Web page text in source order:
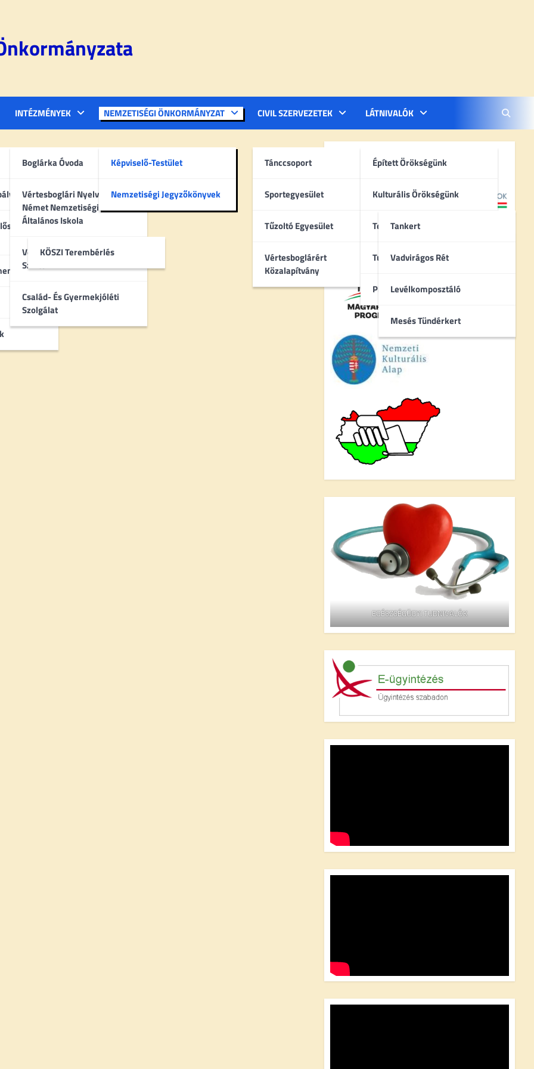
INTÉZMÉNYEK
Boglárka Óvoda
Vértesboglári Nyelvoktató
Német Nemzetiségi
Általános Iskola
Vértesboglári Közösségi
Színtér
KÖSZI Terembérlés
Család- És Gyermekjóléti
Szolgálat
NEMZETISÉGI ÖNKORMÁNYZAT
Képviselő-Testület
Nemzetiségi Jegyzőkönyvek
CIVIL SZERVEZETEK
Tánccsoport
Sportegyesület
Tűzoltó Egyesület
Vértesboglárért
Közalapítvány
LÁTNIVALÓK
Épített Örökségünk
Kulturális Örökségünk
Természeti Örökségünk
Tankert
Vadvirágos Rét
Levélkomposztáló
Mesés Tündérkert
Turisztikai Célpontok
Pincebokrok
EGÉSZSÉGÜGYI TUDNIVALÓK